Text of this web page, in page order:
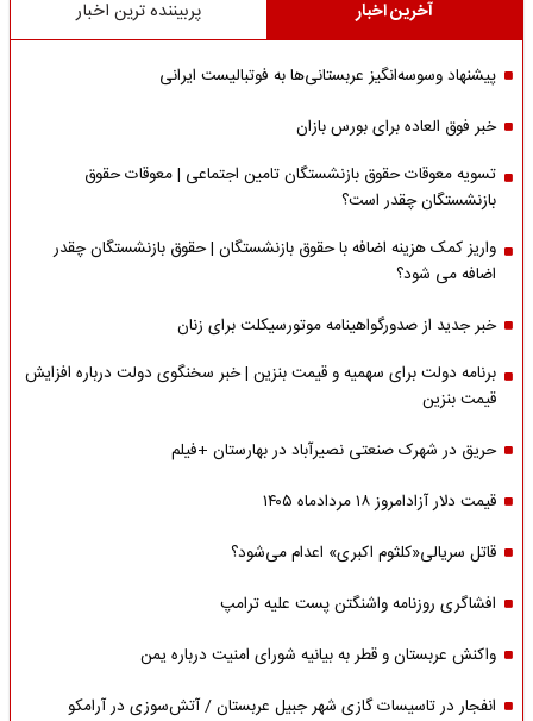
آخرین اخبار پربیننده ترین اخبار
پیشنهاد وسوسه‌انگیز عربستانی‌ها به فوتبالیست ایرانی
خبر فوق العاده برای بورس بازان
تسویه معوقات حقوق بازنشستگان تامین اجتماعی | معوقات حقوق
بازنشستگان چقدر است؟
واریز کمک هزینه اضافه با حقوق بازنشستگان | حقوق بازنشستگان چقدر
اضافه می شود؟
خبر جدید از صدورگواهینامه موتورسیکلت برای زنان
برنامه دولت برای سهمیه و قیمت بنزین | خبر سخنگوی دولت درباره افزایش
قیمت بنزین
حریق در شهرک صنعتی نصیرآباد در بهارستان +فیلم
قیمت دلار آزادامروز ۱۸ مردادماه ۱۴۰۵
قاتل سریالی«کلثوم اکبری» اعدام می‌شود؟
افشاگری روزنامه واشنگتن پست علیه ترامپ
واکنش عربستان و قطر به بیانیه شورای امنیت درباره یمن
انفجار در تاسیسات گازی شهر جبیل عربستان / آتش‌سوزی در آرامکو